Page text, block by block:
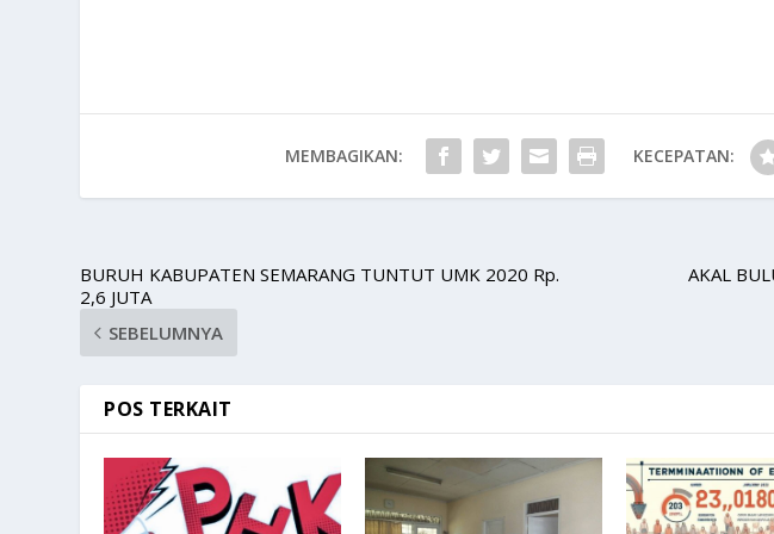
MEMBAGIKAN: KECEPATAN:
BURUH KABUPATEN SEMARANG TUNTUT UMK 2020 Rp.
2,6 JUTA
SEBELUMNYA
AKAL
POS TERKAIT